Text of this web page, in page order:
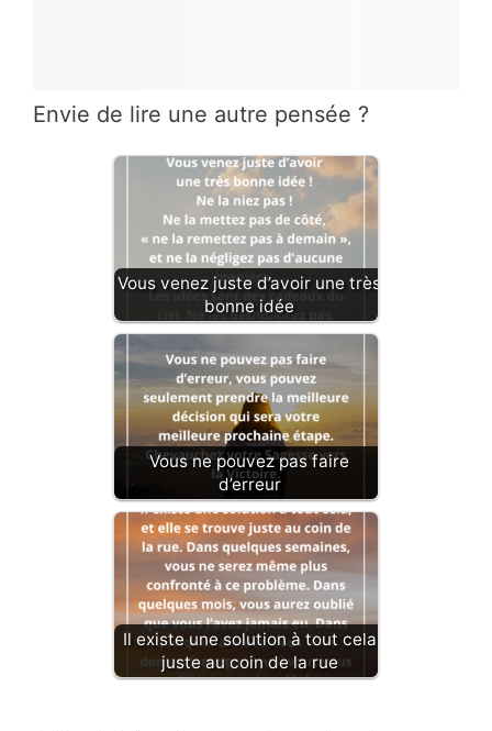
Envie de lire une autre pensée ?
Vous venez juste d’avoir une très
bonne idée
Vous ne pouvez pas faire
d’erreur
Il existe une solution à tout cela
juste au coin de la rue